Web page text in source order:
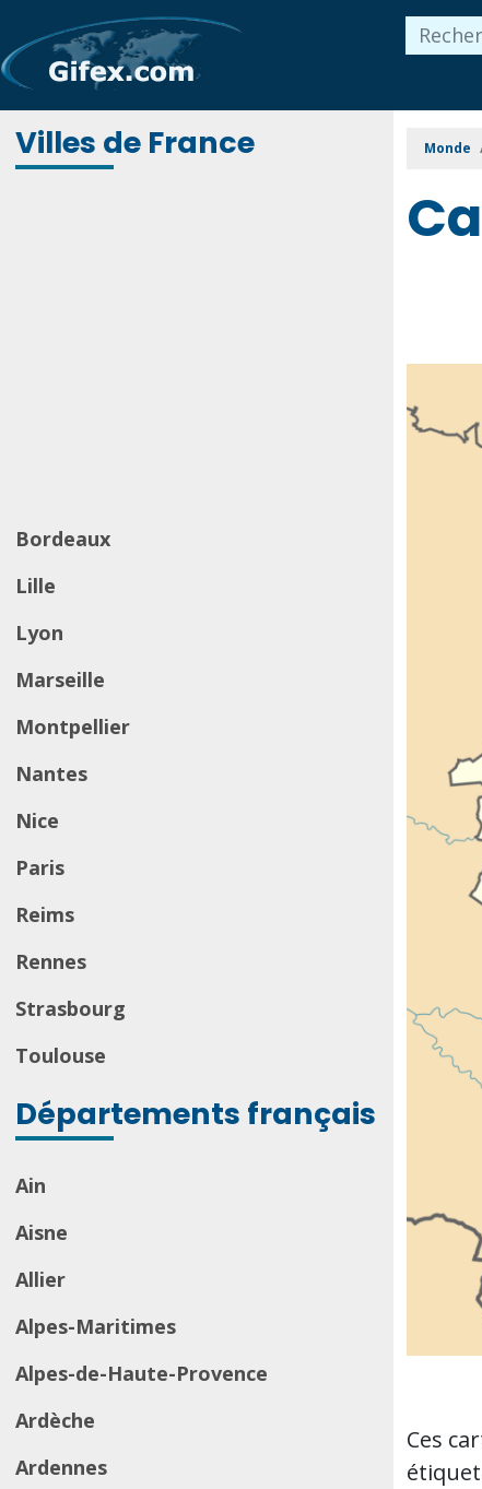
Villes de France
Bordeaux
Lille
Lyon
Marseille
Montpellier
Nantes
Nice
Paris
Reims
Rennes
Strasbourg
Toulouse
Départements français
Ain
Aisne
Allier
Alpes-Maritimes
Alpes-de-Haute-Provence
Ardèche
Ardennes
Monde
Ces